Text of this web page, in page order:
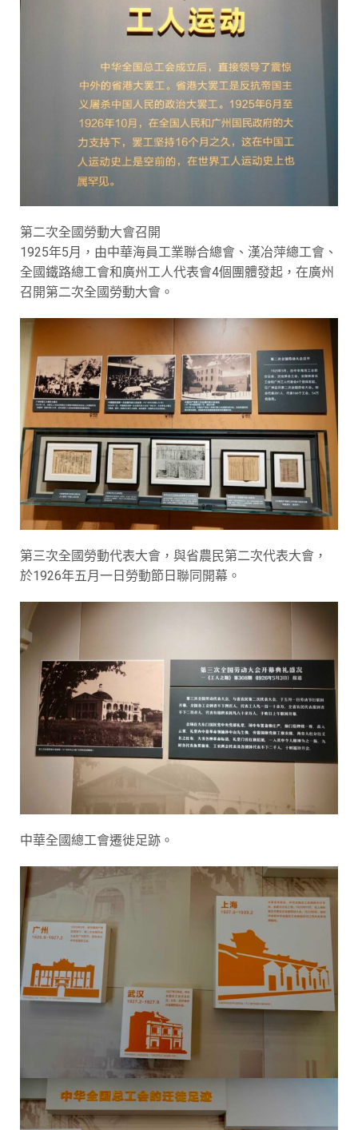
第二次全國勞動大會召開
1925年5月，由中華海員工業聯合總會、漢冶萍總工會、
全國鐵路總工會和廣州工人代表會4個團體發起，在廣州
召開第二次全國勞動大會。
第三次全國勞動代表大會，與省農民第二次代表大會，
於1926年五月一日勞動節日聯同開幕。
中華全國總工會遷徙足跡。